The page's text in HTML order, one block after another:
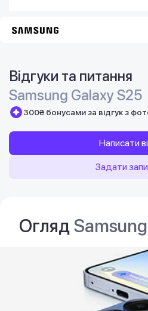
Відгуки та питання
Samsung Galaxy S25
300₴ бонусами за відгук з
Написати
Задати
Огляд